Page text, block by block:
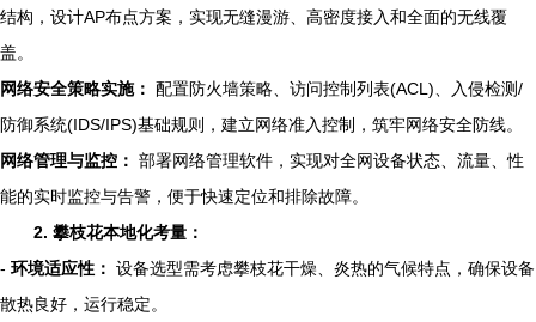
结构，设计AP布点方案，实现无缝漫游、高密度接入和全面的无线覆
盖。
网络安全策略实施： 配置防火墙策略、访问控制列表(ACL)、入侵检测/
防御系统(IDS/IPS)基础规则，建立网络准入控制，筑牢网络安全防线。
网络管理与监控： 部署网络管理软件，实现对全网设备状态、流量、性
能的实时监控与告警，便于快速定位和排除故障。
2. 攀枝花本地化考量：
- 环境适应性： 设备选型需考虑攀枝花干燥、炎热的气候特点，确保设备
散热良好，运行稳定。